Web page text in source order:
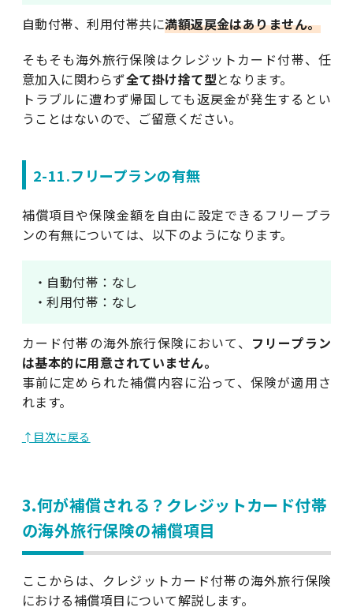
自動付帯、利用付帯共に満額返戻金はありません。
そもそも海外旅行保険はクレジットカード付帯、任
意加入に関わらず全て掛け捨て型となります。
トラブルに遭わず帰国しても返戻金が発生するとい
うことはないので、ご留意ください。
2-11.フリープランの有無
補償項目や保険金額を自由に設定できるフリープラ
ンの有無については、以下のようになります。
・自動付帯：なし
・利用付帯：なし
カード付帯の海外旅行保険において、 フリープラン
は基本的に用意されていません。
事前に定められた補償内容に沿って、保険が適用さ
れます。
↑目次に戻る
3.何が補償される？クレジットカード付帯
の海外旅行保険の補償項目
ここからは、クレジットカード付帯の海外旅行保険
における補償項目について解説します。